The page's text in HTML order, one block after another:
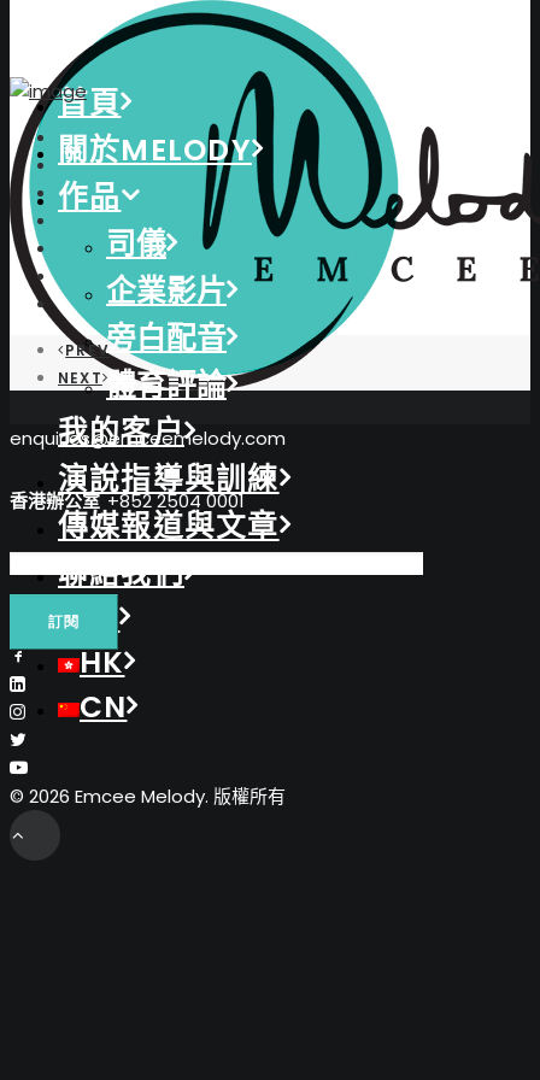
首頁
關於MELODY
作品
司儀
企業影片
旁白配音
體育評論
我的客户
演說指導與訓練
傳媒報道與文章
聯絡我們
EN
HK
CN
PREV
NEXT
enquiries@emceemelody.com
香港辦公室+852 2504 0001
© 2026 Emcee Melody. 版權所有